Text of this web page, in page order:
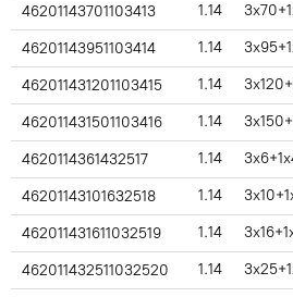
46201143701103413 1.14
46201143951103414 1.14
462011431201103415 1.14
462011431501103416 1.14
4620114361432517 1.14
46201143101632518 1.14
462011431611032519 1.14
462011432511032520 1.14